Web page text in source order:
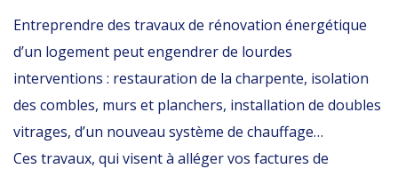
Entreprendre des travaux de rénovation énergétique
d’un logement peut engendrer de lourdes
interventions : restauration de la charpente, isolation
des combles, murs et planchers, installation de doubles
vitrages, d’un nouveau système de chauffage…
Ces travaux, qui visent à alléger vos factures de